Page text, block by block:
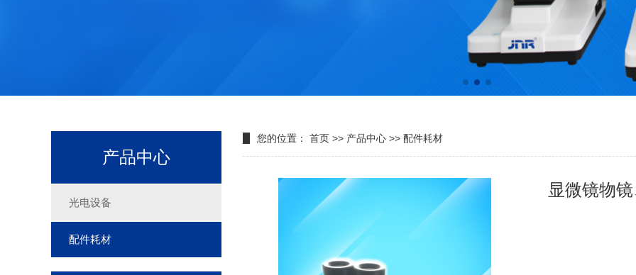
产品中心
光电设备
配件耗材
您的位置： 首页 >> 产品中心 >> 配件耗材
显微镜物